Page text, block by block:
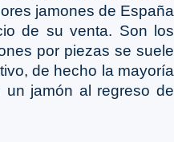
jamones de España
de su venta. Son los
por piezas se suele
de hecho la mayoría
jamón al regreso de